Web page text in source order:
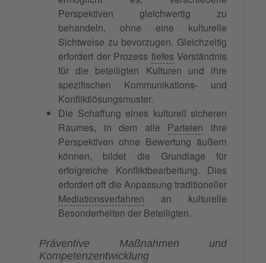
Perspektiven gleichwertig zu
behandeln, ohne eine kulturelle
Sichtweise zu bevorzugen. Gleichzeitig
erfordert der Prozess tiefes Verständnis
für die beteiligten Kulturen und ihre
spezifischen Kommunikations- und
Konfliktlösungsmuster.
Die Schaffung eines kulturell sicheren
Raumes, in dem alle Parteien ihre
Perspektiven ohne Bewertung äußern
können, bildet die Grundlage für
erfolgreiche Konfliktbearbeitung. Dies
erfordert oft die Anpassung traditioneller
Mediationsverfahren an kulturelle
Besonderheiten der Beteiligten.
Präventive Maßnahmen und
Kompetenzentwicklung